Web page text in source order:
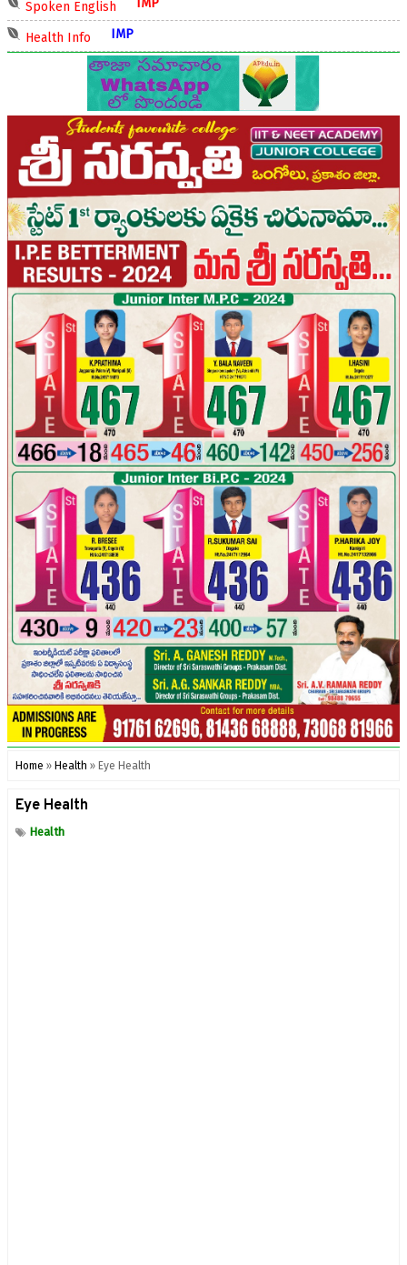
Spoken English
Health Info
Home » Health » Eye Health
Eye Health
Health